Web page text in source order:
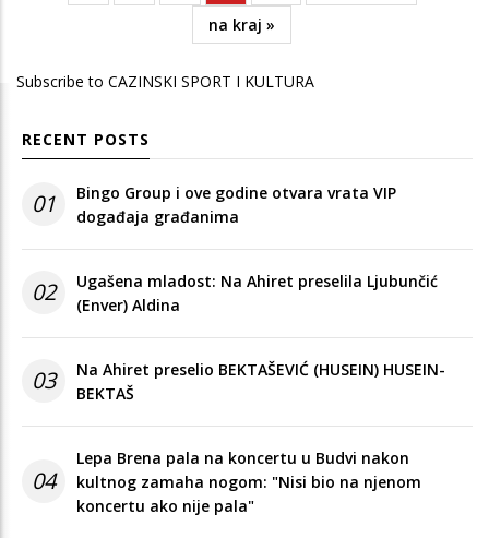
page
page
Last
page
na kraj »
Subscribe to CAZINSKI SPORT I KULTURA
RECENT POSTS
01
Bingo Group i ove godine otvara vrata VIP
događaja građanima
02
Ugašena mladost: Na Ahiret preselila Ljubunčić
(Enver) Aldina
03
Na Ahiret preselio BEKTAŠEVIĆ (HUSEIN) HUSEIN-
BEKTAŠ
04
Lepa Brena pala na koncertu u Budvi nakon
kultnog zamaha nogom: "Nisi bio na njenom
koncertu ako nije pala"